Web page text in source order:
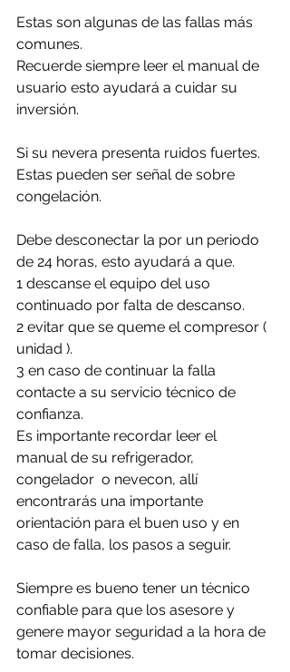
Estas son algunas de las fallas más
comunes.
Recuerde siempre leer el manual de
usuario esto ayudará a cuidar su
inversión.
Si su nevera presenta ruidos fuertes.
Estas pueden ser señal de sobre
congelación.
Debe desconectar la por un periodo
de 24 horas, esto ayudará a que.
1 descanse el equipo del uso
continuado por falta de descanso.
2 evitar que se queme el compresor (
unidad ).
3 en caso de continuar la falla
contacte a su servicio técnico de
confianza.
Es importante recordar leer el
manual de su refrigerador,
congelador  o nevecon, allí
encontrarás una importante
orientación para el buen uso y en
caso de falla, los pasos a seguir.
Siempre es bueno tener un técnico
confiable para que los asesore y
genere mayor seguridad a la hora de
tomar decisiones.